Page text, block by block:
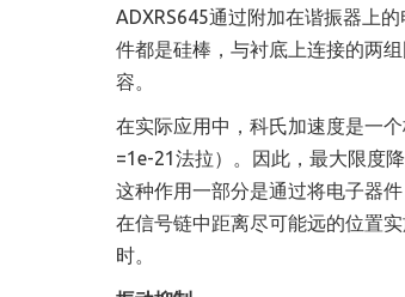
ADXRS645通过附加在谐振器上
件都是硅棒，与衬底上连接的两
容。
在实际应用中，科氏加速度是一
=1e-21法拉）
。因此，最大限度
这种作用一部分是通过将电子器
在信号链中距离尽可能远的位置
时。